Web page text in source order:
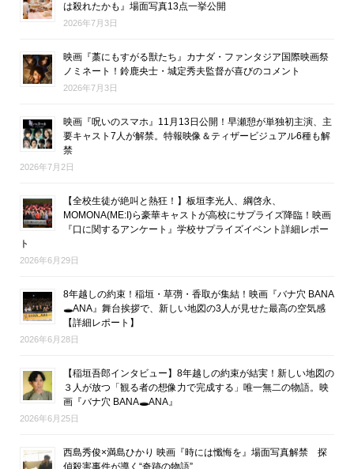
は殺れたかも』場面写真13点一挙公開
2026年7月3日
映画『藁にもすがる獣たち』カナダ・ファンタジア国際映画祭
ノミネート！鈴鹿央士・城定秀夫監督が喜びのコメント
2026年7月3日
映画『呪いのスマホ』11月13日公開！早瀬憩が単独初主演、主
要キャスト7人が解禁。特報映像＆ティザービジュアル6種も解
禁
2026年7月2日
【全校生徒が絶叫と熱狂！】板垣李光人、綱啓永、
MOMONA(ME:I)ら豪華キャストが高校にサプライズ降臨！映画
『口に関するアンケート』学校サプライズイベント詳細レポー
ト
2026年6月29日
8年越しの約束！稲垣・草彅・香取が集結！映画『バナ穴 BANA
🕳ANA』舞台挨拶で、新しい地図の3人が見せた最高の空気感
【詳細レポート】
2026年6月28日
【稲垣吾郎インタビュー】8年越しの約束が結実！新しい地図の
３人が放つ「観る者の想像力で完成する」唯一無二の物語。映
画『バナ穴 BANA🕳ANA』
2026年6月25日
西島秀俊×満島ひかり 映画『時には懺悔を』場面写真解禁 探
偵殺害事件が導く“奇跡の物語”